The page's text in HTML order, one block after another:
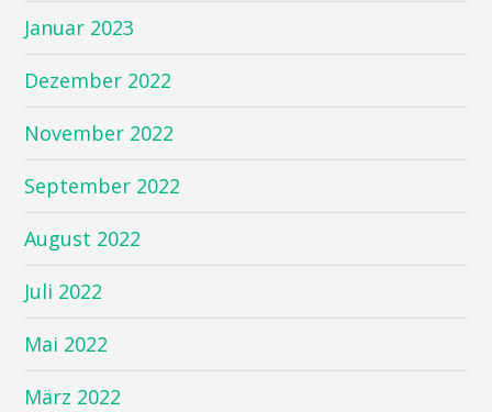
Januar 2023
Dezember 2022
November 2022
September 2022
August 2022
Juli 2022
Mai 2022
März 2022